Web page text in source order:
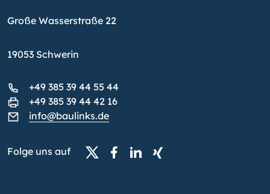
Große Wasserstraße 22
19053 Schwerin
+49 385 39 44 55 44
+49 385 39 44 42 16
info@baulinks.de
Folge uns auf